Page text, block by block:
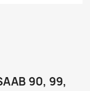
90, 99,